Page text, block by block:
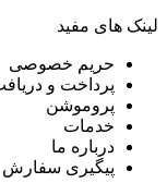
لینک های مفید
حریم خصوصی
پرداخت و
پروموشن
خدمات
درباره ما
پیگیری سفارش